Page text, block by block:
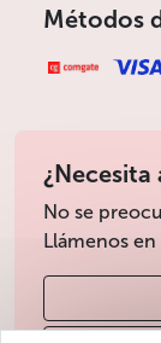
Métodos
¿Necesita
No se
Llámenos